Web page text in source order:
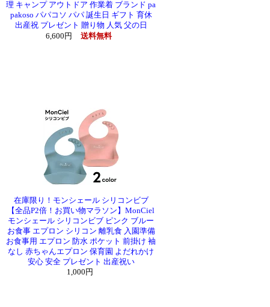
理 キャンプ アウトドア 作業着 ブランド pa
pakoso パパコソ パパ 誕生日 ギフト 育休
出産祝 プレゼント 贈り物 人気 父の日
6,600円
送料無料
在庫限り！モンシェール シリコンビブ
【全品P2倍！お買い物マラソン】MonCiel
モンシェール シリコンビブ ピンク ブルー
お食事 エプロン シリコン 離乳食 入園準備
お食事用 エプロン 防水 ポケット 前掛け 袖
なし 赤ちゃんエプロン 保育園 よだれかけ
安心 安全 プレゼント 出産祝い
1,000円